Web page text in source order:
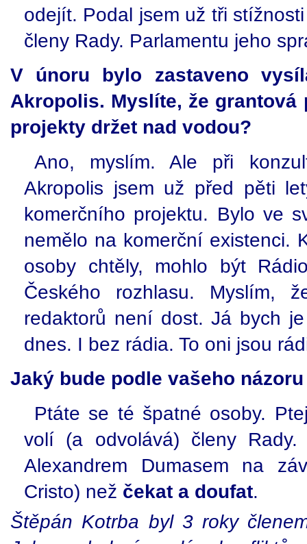
odejít. Podal jsem už tři
členy Rady. Parlamentu jeho
V únoru bylo zastaveno
Akropolis. Myslíte, že
projekty držet nad vodou?
Ano, myslím. Ale při
Akropolis jsem už před pěti
komerčního projektu. Bylo ve
nemělo na komerční existenci.
osoby chtěly, mohlo být
Českého rozhlasu. Myslím,
redaktorů není dost. Já bych
dnes. I bez rádia. To oni jsou
Jaký bude podle vašeho
Ptáte se té špatné osoby.
volí (a odvolává) členy
Alexandrem Dumasem na
Cristo) než čekat a doufat.
Štěpán Kotrba byl 3 roky